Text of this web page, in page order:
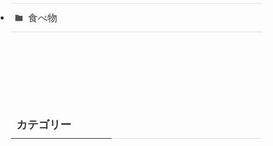
食べ物
カテゴリー